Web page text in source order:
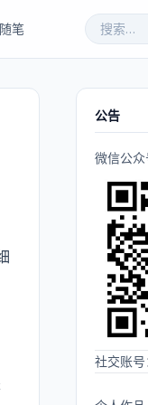
随笔
公告
微信公众
社交账号